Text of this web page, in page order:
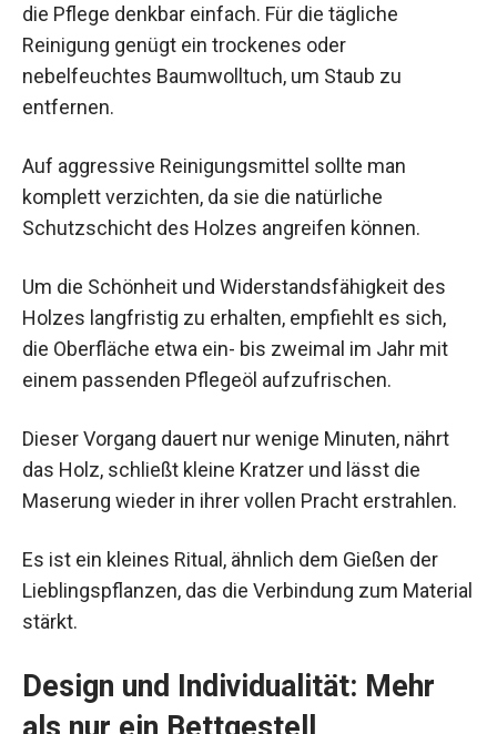
die Pflege denkbar einfach. Für die tägliche
Reinigung genügt ein trockenes oder
nebelfeuchtes Baumwolltuch, um Staub zu
entfernen.
Auf aggressive Reinigungsmittel sollte man
komplett verzichten, da sie die natürliche
Schutzschicht des Holzes angreifen können.
Um die Schönheit und Widerstandsfähigkeit des
Holzes langfristig zu erhalten, empfiehlt es sich,
die Oberfläche etwa ein- bis zweimal im Jahr mit
einem passenden Pflegeöl aufzufrischen.
Dieser Vorgang dauert nur wenige Minuten, nährt
das Holz, schließt kleine Kratzer und lässt die
Maserung wieder in ihrer vollen Pracht erstrahlen.
Es ist ein kleines Ritual, ähnlich dem Gießen der
Lieblingspflanzen, das die Verbindung zum Material
stärkt.
Design und Individualität: Mehr